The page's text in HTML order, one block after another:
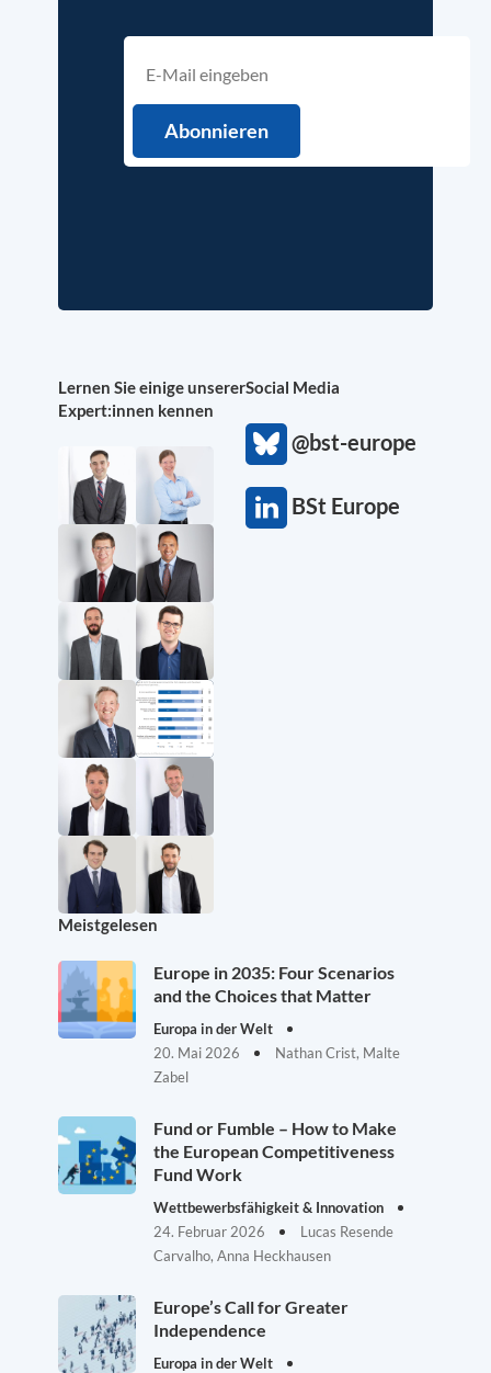
Lernen Sie einige unserer
Expert:innen kennen
Social Media
@bst-europe
BSt Europe
Meistgelesen
Europe in 2035: Four Scenarios
and the Choices that Matter
Europa in der Welt
20. Mai 2026
Nathan Crist, Malte
Zabel
Fund or Fumble – How to Make
the European Competitiveness
Fund Work
Wettbewerbsfähigkeit & Innovation
24. Februar 2026
Lucas Resende
Carvalho, Anna Heckhausen
Europe’s Call for Greater
Independence
Europa in der Welt